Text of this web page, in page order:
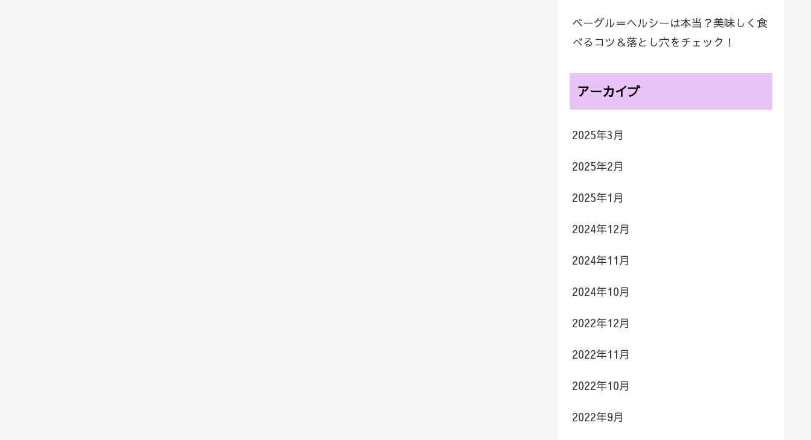
ベーグル＝ヘルシーは本当？美味しく食
べるコツ＆落とし穴をチェック！
アーカイブ
2025年3月
2025年2月
2025年1月
2024年12月
2024年11月
2024年10月
2022年12月
2022年11月
2022年10月
2022年9月